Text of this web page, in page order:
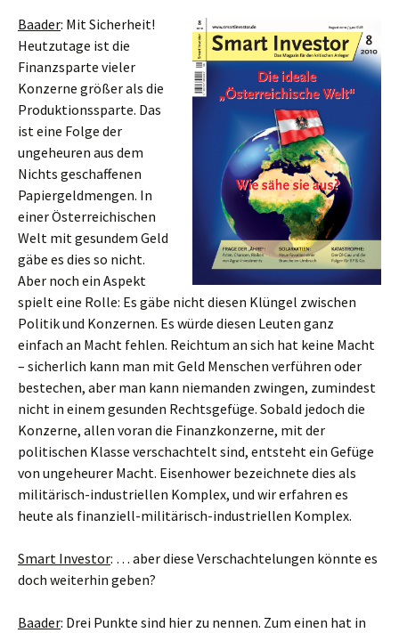
Baader: Mit Sicherheit!
Heutzutage ist die
Finanzsparte vieler
Konzerne größer als die
Produktionssparte. Das
ist eine Folge der
ungeheuren aus dem
Nichts geschaffenen
Papiergeldmengen. In
einer Österreichischen
Welt mit gesundem Geld
gäbe es dies so nicht.
Aber noch ein Aspekt
spielt eine Rolle: Es gäbe nicht diesen Klüngel zwischen
Politik und Konzernen. Es würde diesen Leuten ganz
einfach an Macht fehlen. Reichtum an sich hat keine Macht
– sicherlich kann man mit Geld Menschen verführen oder
bestechen, aber man kann niemanden zwingen, zumindest
nicht in einem gesunden Rechtsgefüge. Sobald jedoch die
Konzerne, allen voran die Finanzkonzerne, mit der
politischen Klasse verschachtelt sind, entsteht ein Gefüge
von ungeheurer Macht. Eisenhower bezeichnete dies als
militärisch-industriellen Komplex, und wir erfahren es
heute als finanziell-militärisch-industriellen Komplex.
Smart Investor: … aber diese Verschachtelungen könnte es
doch weiterhin geben?
Baader: Drei Punkte sind hier zu nennen. Zum einen hat in